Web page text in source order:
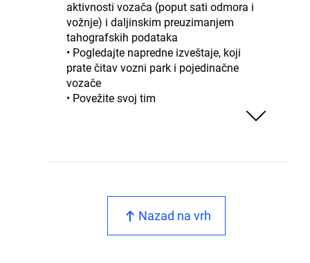
aktivnosti vozača (poput sati odmora i
vožnje) i daljinskim preuzimanjem
tahografskih podataka
• Pogledajte napredne izveštaje, koji
prate čitav vozni park i pojedinačne
vozače
• Povežite svoj tim
Nazad na vrh